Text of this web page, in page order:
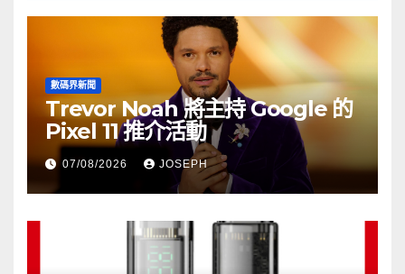
數碼界新聞
Trevor Noah 將主持 Google 的
Pixel 11 推介活動
07/08/2026 JOSEPH